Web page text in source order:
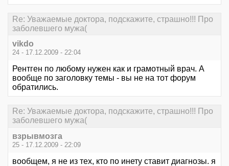
Re: Уважаемые доктора, подскажите, страшно!!! Про
заболевшего мужа(
vikdo
24 - 17.12.2009 - 22:04
Рентген по любому нужен как и грамотный врач. А
вообще по заголовку темы - вы не на тот форум
обратились.
Re: Уважаемые доктора, подскажите, страшно!!! Про
заболевшего мужа(
взрывмозга
25 - 17.12.2009 - 22:09
вообщем, я не из тех, кто по инету ставит диагнозы. я